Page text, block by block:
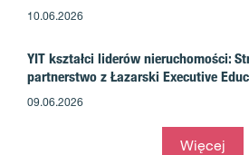
10.06.2026
YIT kształci liderów nieruchomości:
partnerstwo z Łazarski Executive
09.06.2026
Więcej